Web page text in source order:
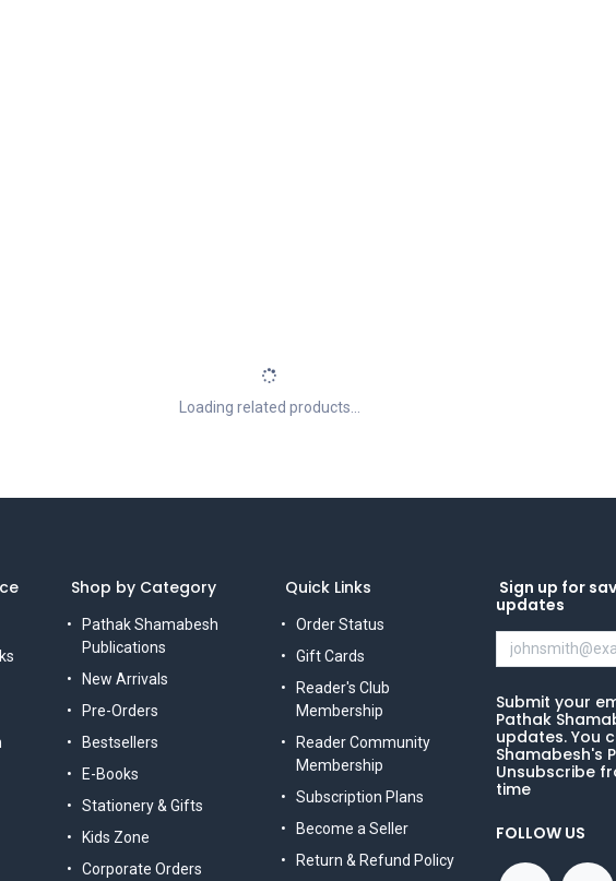
Loading related products...
Shop by Category
Pathak Shamabesh
Publications
New Arrivals
Pre-Orders
Bestsellers
E-Books
Stationery & Gifts
Kids Zone
Corporate Orders
Quick Links
Order Status
Gift Cards
Reader's Club
Membership
Reader Community
Membership
Subscription Plans
Become a Seller
Return & Refund Policy
Sign up for
updates
Submit your
Pathak
updates. You
Shamabesh's
Unsubscribe
time
FOLLOW US